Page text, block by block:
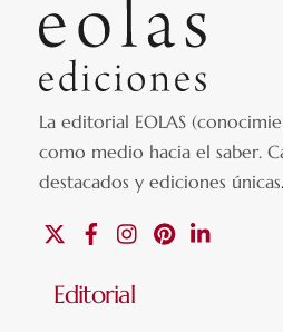
La editorial EOLAS
como medio hacia el saber.
destacados y ediciones únicas.
FacebookInstagramPinterest
Editorial